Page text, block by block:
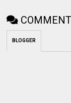
BLOGGER